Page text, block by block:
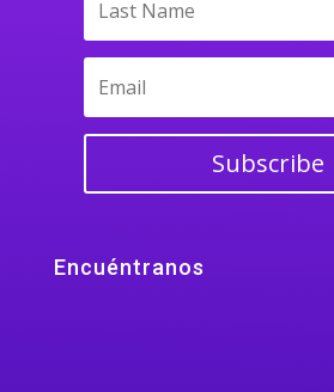
Subscribe
Encuéntranos